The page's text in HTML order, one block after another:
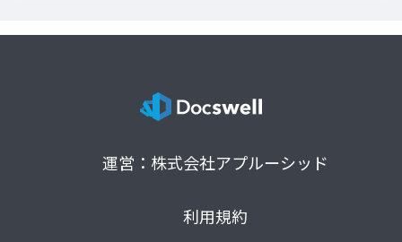
運営：株式会社アプルーシッド
利用規約